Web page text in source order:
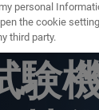
ジ
験
personal
the cookie
third party.